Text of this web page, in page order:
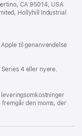
et
nyt
CA 95014, USA
Hollyhill Industrial
til genanvendelse
Series 4 eller nyere.
den moms, der